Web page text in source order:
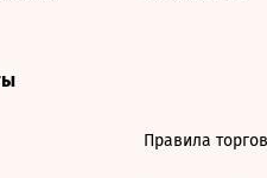
Правила